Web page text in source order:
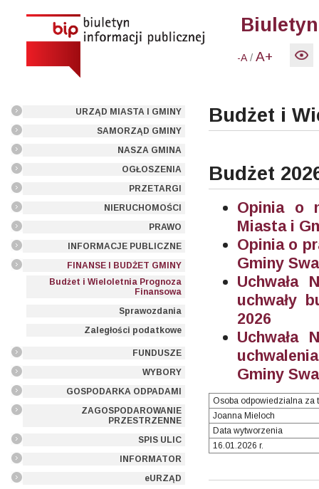
-A /A+
URZĄD MIASTA I GMINY
SAMORZĄD GMINY
NASZA GMINA
OGŁOSZENIA
PRZETARGI
NIERUCHOMOŚCI
PRAWO
INFORMACJE PUBLICZNE
FINANSE I BUDŻET GMINY
Budżet i Wieloletnia Prognoza
Finansowa
Sprawozdania
Zaległości podatkowe
FUNDUSZE
WYBORY
GOSPODARKA ODPADAMI
ZAGOSPODAROWANIE
PRZESTRZENNE
SPIS ULIC
INFORMATOR
eURZĄD
Budżet i
Budżet
Opinia o
Miasta i
Opinia o
Gminy
Uchwała
uchwały
2026
Uchwała
Gminy
Osoba odpowiedzialna za
Joanna Mieloch
Data wytworzenia
16.01.2026 r.